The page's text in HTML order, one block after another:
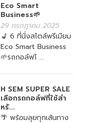
Eco Smart
Business🌱
29 กรกฎาคม 2025
💺 6 ที่นั่งสไตล์พรีเมียม
Eco Smart Business
🌱รถกอล์ฟไ ...
H SEM SUPER SALE
เลือกรถกอล์ฟที่ใช้สำ
หรั...
🌴 พร้อมลุยทุกเส้นทาง